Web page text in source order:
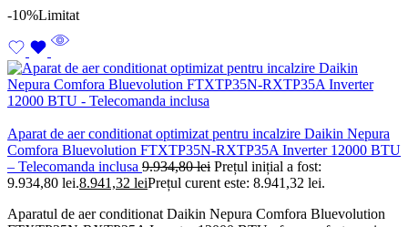
-10%Limitat
Aparat de aer conditionat optimizat pentru incalzire Daikin Nepura
Comfora Bluevolution FTXTP35N-RXTP35A Inverter 12000 BTU
– Telecomanda inclusa 9.934,80lei Prețul inițial a fost:
9.934,80 lei.8.941,32 leiPrețul curent este: 8.941,32 lei.
Aparatul de aer conditionat Daikin Nepura Comfora Bluevolution